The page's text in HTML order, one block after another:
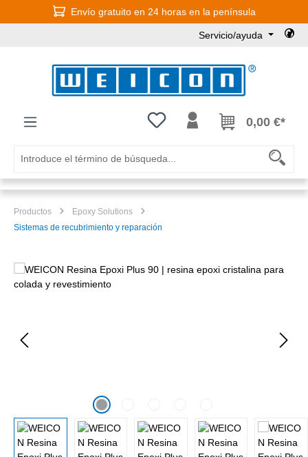
Saltar al contenido principalEnvío gratuito en 24 horas en la península
Servicio/ayuda
Tienes 0 artículos en tu lista de
0,00 €*
Productos
Epoxy Solutions
Sistemas de recubrimiento y reparación
Omitir galería de imágenes